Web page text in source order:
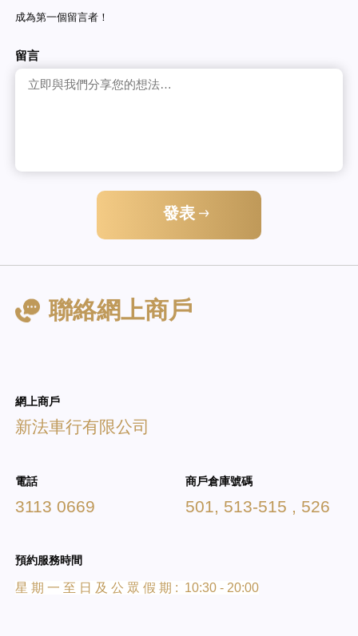
成為第一個留言者！
留言
發表
聯絡網上商戶
網上商戶
新法車行有限公司
電話
3113 0669
商戶倉庫號碼
501, 513-515 , 526
預約服務時間
星 期 一 至 日 及 公 眾 假 期 : 10:30 - 20:00